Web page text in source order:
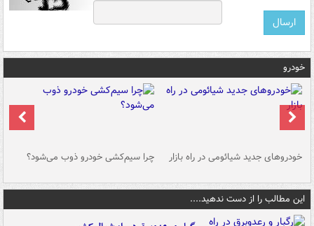
خودرو
خودروهای جدید شیائومی در راه بازار چرا سیم‌کشی خودرو ذوب می‌شود؟
این مطالب را از دست ندهید....